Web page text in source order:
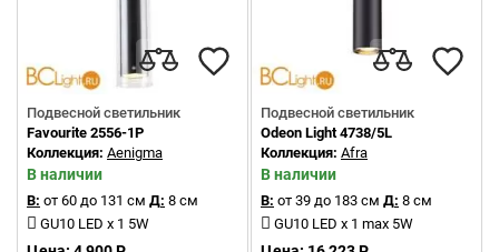
Подвесной светильник
Favourite 2556-1P
Коллекция: Aenigma
В наличии
В: от 60 до 131 см Д: 8 см
GU10 LED x 1 5W
Подвесной светильник
Odeon Light 4738/5L
Коллекция: Afra
В наличии
В: от 39 до 183 см Д: 8 см
GU10 LED x 1 max 5W